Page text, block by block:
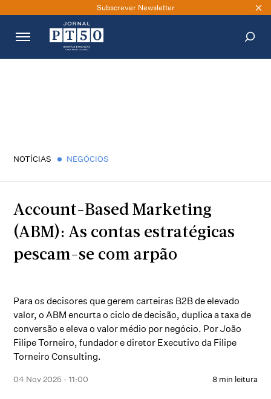
Subscrever Newsletter
NOTÍCIAS NEGÓCIOS
Account-Based Marketing
(ABM): As contas estratégicas
pescam-se com arpão
Para os decisores que gerem carteiras B2B de elevado
valor, o ABM encurta o ciclo de decisão, duplica a taxa de
conversão e eleva o valor médio por negócio. Por João
Filipe Torneiro, fundador e diretor Executivo da Filipe
Torneiro Consulting.
04 Nov 2025 - 11:00 8 min leitura